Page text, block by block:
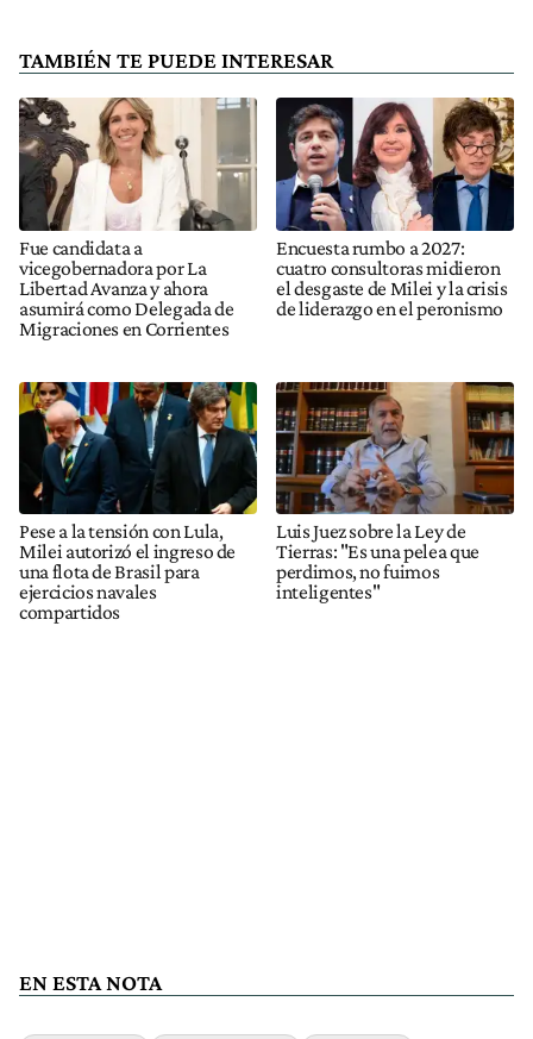
TAMBIÉN TE PUEDE INTERESAR
Fue candidata a
vicegobernadora por La
Libertad Avanza y ahora
asumirá como Delegada de
Migraciones en Corrientes
Encuesta rumbo a 2027:
cuatro consultoras midieron
el desgaste de Milei y la crisis
de liderazgo en el peronismo
Pese a la tensión con Lula,
Milei autorizó el ingreso de
una flota de Brasil para
ejercicios navales
compartidos
Luis Juez sobre la Ley de
Tierras: "Es una pelea que
perdimos, no fuimos
inteligentes"
EN ESTA NOTA